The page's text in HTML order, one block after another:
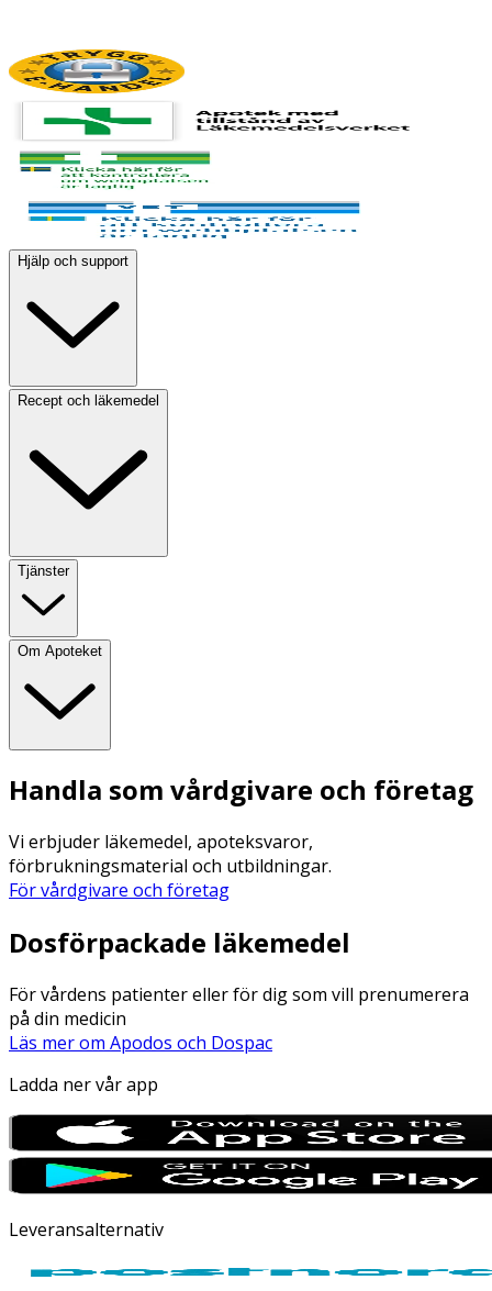
Hjälp och support
Recept och läkemedel
Tjänster
Om Apoteket
Handla som vårdgivare och företag
Vi erbjuder läkemedel, apoteksvaror,
förbrukningsmaterial och utbildningar.
För vårdgivare och företag
Dosförpackade läkemedel
För vårdens patienter eller för dig som vill prenumerera
på din medicin
Läs mer om Apodos och Dospac
Ladda ner vår app
Leveransalternativ